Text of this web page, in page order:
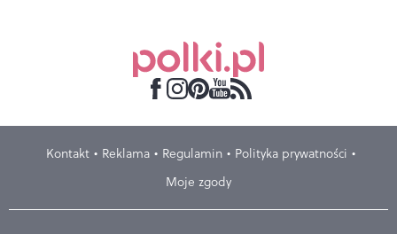
Kontakt Reklama Regulamin
Polityka prywatności
Moje zgody